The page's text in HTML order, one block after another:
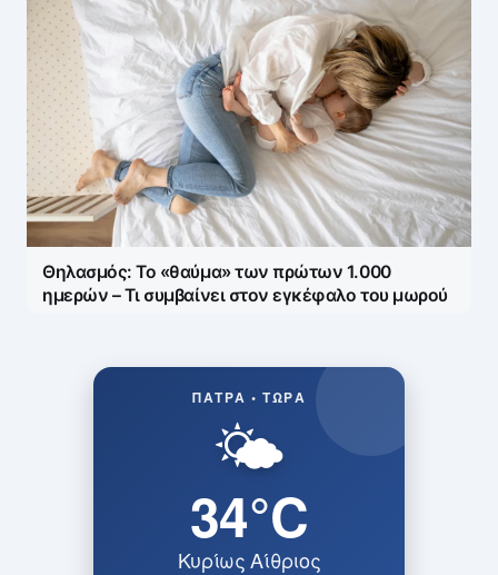
Θηλασμός: Το «θαύμα» των πρώτων 1.000
ημερών – Τι συμβαίνει στον εγκέφαλο του μωρού
ΠΆΤΡΑ • ΤΏΡΑ
🌤️
34°C
Κυρίως Αίθριος